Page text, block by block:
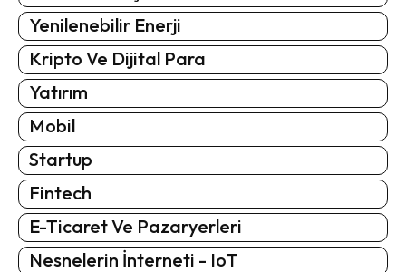
Yenilenebilir Enerji
Kripto Ve Dijital Para
Yatırım
Mobil
Startup
Fintech
E-Ticaret Ve Pazaryerleri
Nesnelerin İnterneti - IoT